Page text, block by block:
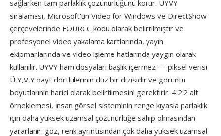
sağlarken tam parlaklık çözünürlüğünü korur. UYVY
sıralaması, Microsoft'un Video for Windows ve DirectShow
çerçevelerinde FOURCC kodu olarak belirtilmiştir ve
profesyonel video yakalama kartlarında, yayın
ekipmanlarında ve video işleme hatlarında yaygın olarak
kullanılır. UYVY ham dosyaları başlık içermez — piksel verisi
Ü,Y,V,Y bayt dörtlülerinin düz bir dizisidir ve görüntü
boyutlarının harici olarak belirtilmesini gerektirir. 4:2:2 alt
örneklemesi, i̇nsan görsel sisteminin renge kıyasla parlaklık
için daha yüksek uzamsal çözünürlüğe sahip olmasından
yararlanır: göz, renk ayrıntısından çok daha yüksek uzamsal